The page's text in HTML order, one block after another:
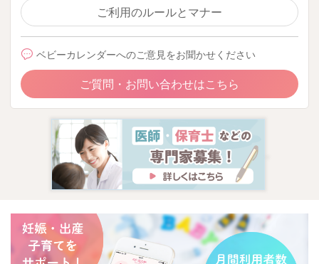
ご利用のルールとマナー
ベビーカレンダーへのご意見をお聞かせください
ご質問・お問い合わせはこちら